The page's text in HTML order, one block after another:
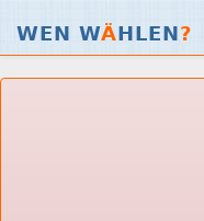
WEN WÄHLEN?